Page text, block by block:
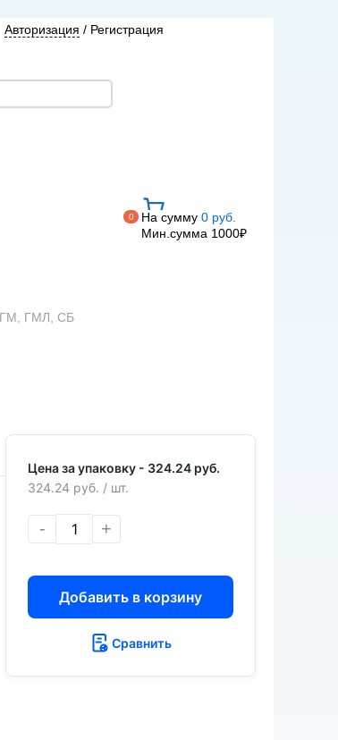
Авторизация / Регистрация
0 На сумму 0 руб.
Мин.сумма 1000₽
ГМ, ГМЛ, СБ
Цена за упаковку - 324.24 руб.
324.24 руб. / шт.
- +
Добавить в корзину
Сравнить